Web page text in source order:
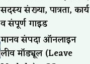
सदस्य संख्या, पात्रता, कार्य
व संपूर्ण गाइड
मानव संपदा ऑनलाइन
लीव मॉड्यूल (Leave